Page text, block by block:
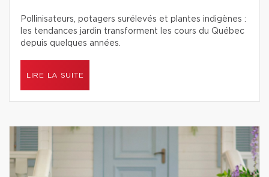
Pollinisateurs, potagers surélevés et plantes indigènes :
les tendances jardin transforment les cours du Québec
depuis quelques années.
LIRE LA SUITE